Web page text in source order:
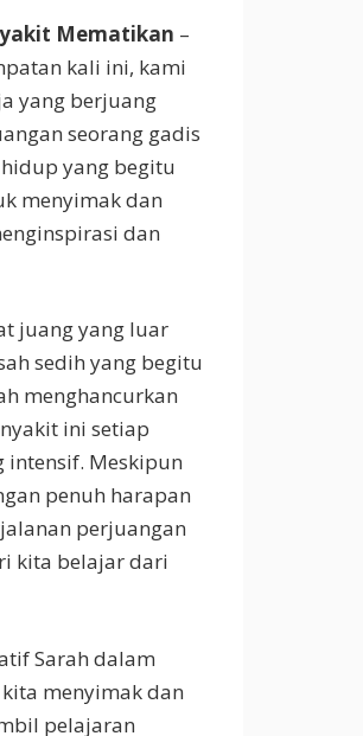
Mematikan –
kali ini, kami
yang berjuang
seorang gadis
yang begitu
menyimak dan
dan
juang yang luar
sedih yang begitu
menghancurkan
ini setiap
intensif. Meskipun
penuh harapan
perjuangan
kita belajar dari
Sarah dalam
menyimak dan
pelajaran